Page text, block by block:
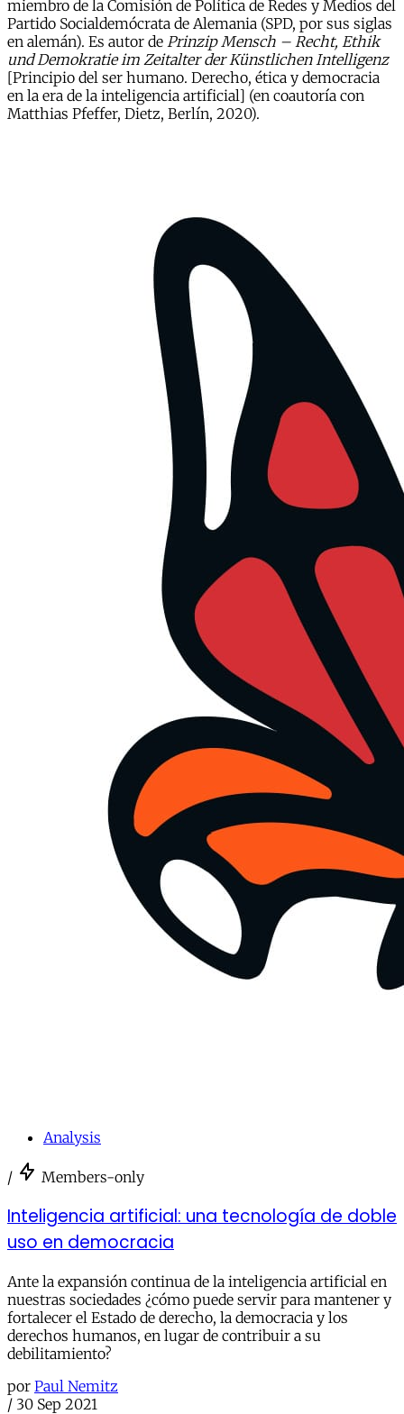
miembro de la Comisión de Política de Redes y Medios del
Partido Socialdemócrata de Alemania (SPD, por sus siglas
en alemán). Es autor de Prinzip Mensch – Recht, Ethik
und Demokratie im Zeitalter der Künstlichen Intelligenz
[Principio del ser humano. Derecho, ética y democracia
en la era de la inteligencia artificial] (en coautoría con
Matthias Pfeffer, Dietz, Berlín, 2020).
Analysis
/ Members-only
Inteligencia artificial: una tecnología de doble
uso en democracia
Ante la expansión continua de la inteligencia artificial en
nuestras sociedades ¿cómo puede servir para mantener y
fortalecer el Estado de derecho, la democracia y los
derechos humanos, en lugar de contribuir a su
debilitamiento?
por Paul Nemitz
/ 30 Sep 2021